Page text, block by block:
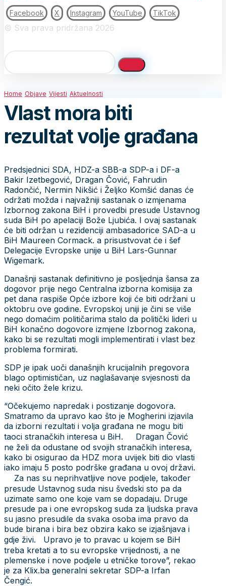
Facebook X Instagram YouTube TikTok
© Sva prava pridržana 2026
Home Objave Vijesti Aktuelnosti
Vlast mora biti
rezultat volje građana
Predsjednici SDA, HDZ-a SBB-a SDP-a i DF-a
Bakir Izetbegović, Dragan Čović, Fahrudin
Radončić, Nermin Nikšić i Željko Komšić danas će
održati možda i najvažniji sastanak o izmjenama
Izbornog zakona BiH i provedbi presude Ustavnog
suda BiH po apelaciji Bože Ljubića. I ovaj sastanak
će biti održan u rezidenciji ambasadorice SAD-a u
BiH Maureen Cormack. a prisustvovat će i šef
Delegacije Evropske unije u BiH Lars-Gunnar
Wigemark.
Današnji sastanak definitivno je posljednja šansa za
dogovor prije nego Centralna izborna komisija za
pet dana raspiše Opće izbore koji će biti održani u
oktobru ove godine. Evropskoj uniji je čini se više
nego domaćim političarima stalo da politički lideri u
BiH konačno dogovore izmjene Izbornog zakona,
kako bi se rezultati mogli implementirati i vlast bez
problema formirati.
SDP je ipak uoči današnjih krucijalnih pregovora
blago optimističan, uz naglašavanje svjesnosti da
neki očito žele krizu.
“Očekujemo napredak i postizanje dogovora.
Smatramo da upravo kao što je Mogherini izjavila
da izborni rezultati i volja građana ne mogu biti
taoci stranačkih interesa u BiH. Dragan Čović
ne želi da odustane od svojih stranačkih interesa,
kako bi osigurao da HDZ mora uvijek biti dio vlasti
iako imaju 5 posto podrške građana u ovoj državi.
Za nas su neprihvatljive nove podjele, također
presude Ustavnog suda nisu švedski sto pa da
uzimate samo one koje vam se dopadaju. Druge
presude pa i one evropskog suda za ljudska prava
su jasno presudile da svaka osoba ima pravo da
bude birana i bira bez obzira kako se izjašnjava i
gdje živi. Upravo je to pravac u kojem se BiH
treba kretati a to su evropske vrijednosti, a ne
plemenske i nove podjele u etničke torove”, rekao
je za Klix.ba generalni sekretar SDP-a Irfan
Čengić.